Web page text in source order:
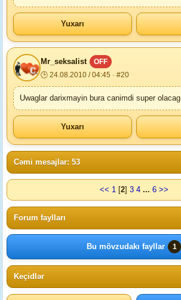
Yuxarı
Mr_seksalist
OFF
🕒 24.08.2010 / 04:45 · #20
Uwaglar darixmayin bura canimdi super olacag
Yuxarı
Cəmi mesajlar: 53
<< 1[2] 3 4 ... 6 >>
Forum faylları
Bu mövzudakı fayllar 1
Keçidlər